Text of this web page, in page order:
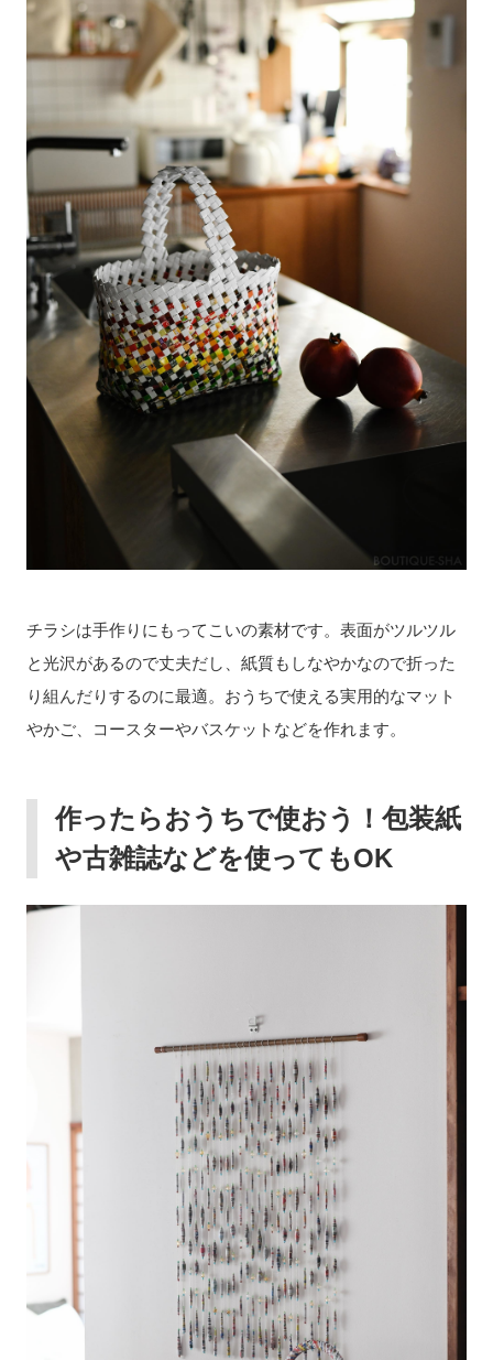
チラシは手作りにもってこいの素材です。表面がツルツル
と光沢があるので丈夫だし、紙質もしなやかなので折った
り組んだりするのに最適。おうちで使える実用的なマット
やかご、コースターやバスケットなどを作れます。
作ったらおうちで使おう！包装紙
や古雑誌などを使ってもOK